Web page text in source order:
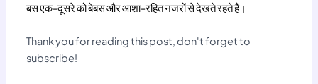
बस एक-दूसरे को बेबस और आशा-रहित नजरों से देखते रहते हैं।
Thank you for reading this post, don't forget to
subscribe!